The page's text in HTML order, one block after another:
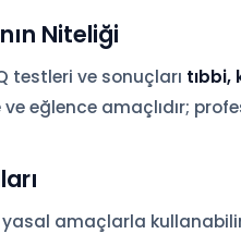
Niteliği
testleri ve sonuçları tıbbi,
eğlence amaçlıdır;
amaçlarla